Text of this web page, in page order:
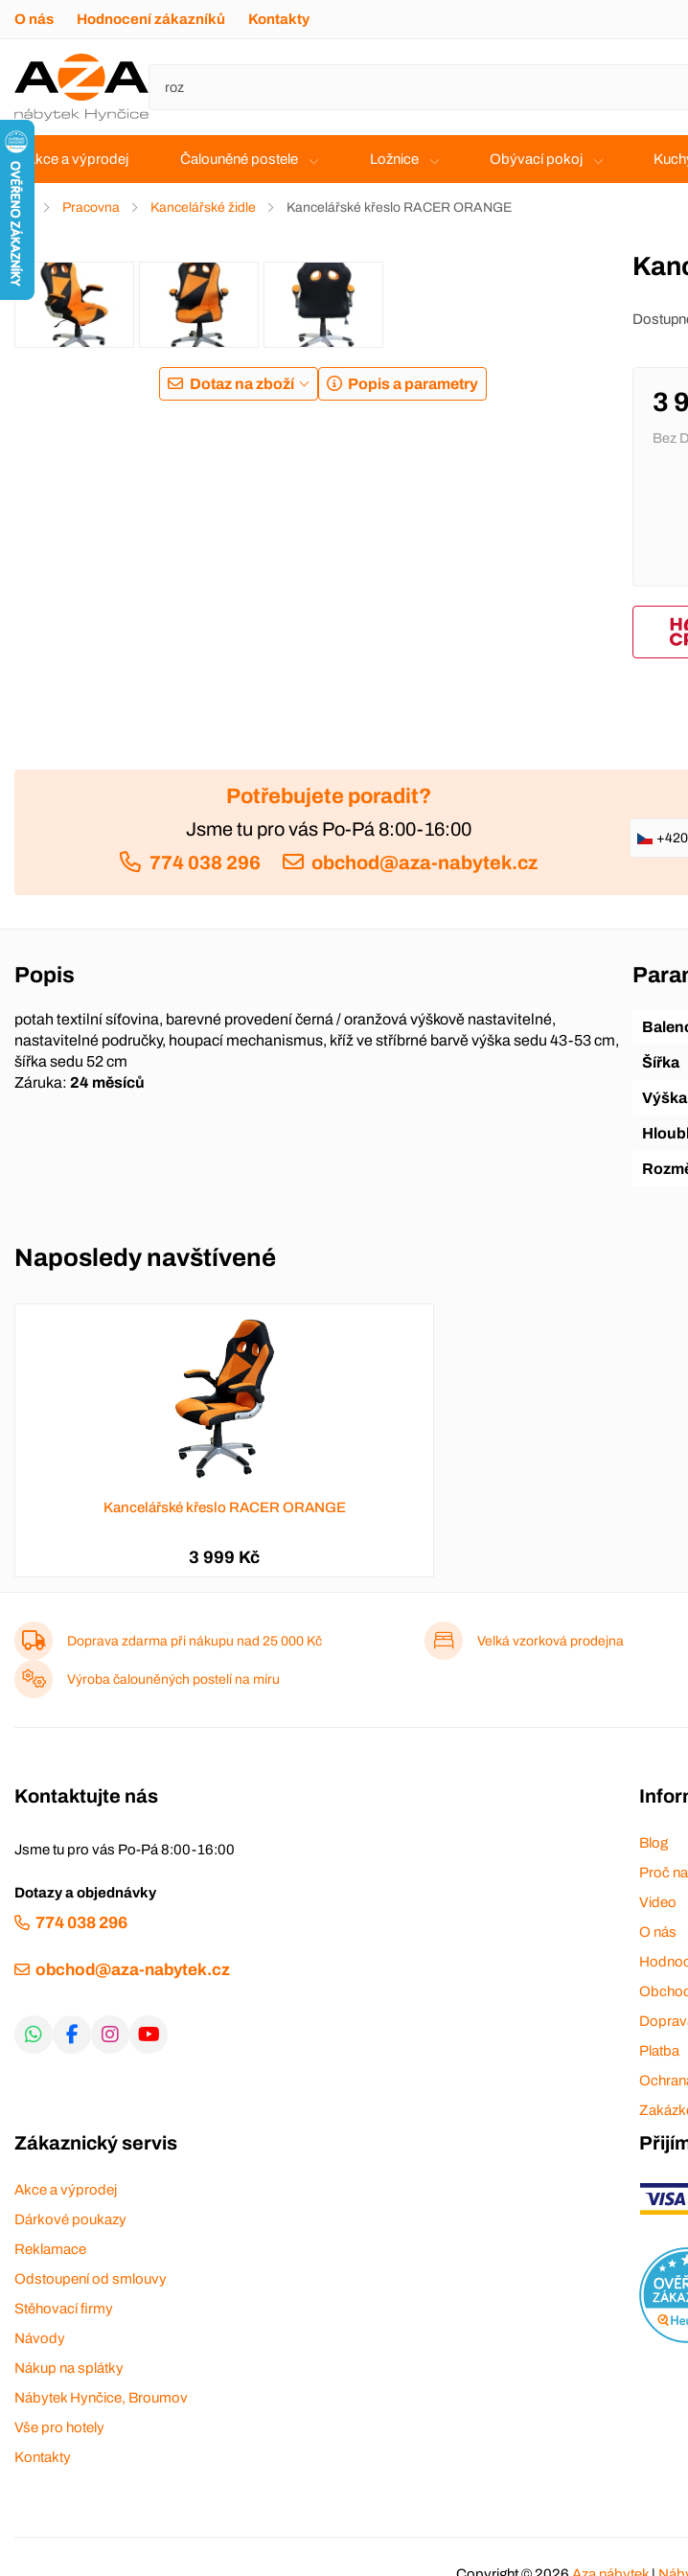
O nás Hodnocení zákazníků Kontakty
Akce a výprodej Čalouněné postele Ložnice Obývací pokoj
Pracovna Kancelářské židle Kancelářské křeslo RACER ORANGE
Dotaz na zboží Popis a parametry
3
Bez
Potřebujete poradit?
Jsme tu pro vás Po-Pá 8:00-16:00
774 038 296
obchod@aza-nabytek.cz
+420
Popis
potah textilní síťovina, barevné provedení černá / oranžová výškově nastavitelné,
nastavitelné područky, houpací mechanismus, kříž ve stříbrné barvě výška sedu 43-53 cm,
šířka sedu 52 cm
Záruka: 24 měsíců
Šířka
Výška
Naposledy navštívené
Kancelářské křeslo RACER ORANGE
3 999 Kč
Doprava zdarma při nákupu nad 25 000 Kč Velká vzorková prodejna
Výroba čalouněných postelí na míru
Kontaktujte nás
Jsme tu pro vás Po-Pá 8:00-16:00
Dotazy a objednávky
774 038 296
obchod@aza-nabytek.cz
Blog
Proč
Video
O nás
Platba
Zákaznický servis
Akce a výprodej
Dárkové poukazy
Reklamace
Odstoupení od smlouvy
Stěhovací firmy
Návody
Nákup na splátky
Nábytek Hynčice, Broumov
Vše pro hotely
Kontakty